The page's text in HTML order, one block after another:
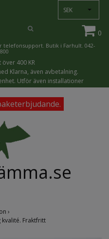
SEK
0
telefonsupport. Butik i Farhult. 042-
400 KR
Klarna, även avbetalning.
Utför även installationer
›
kvalité. Fraktfritt